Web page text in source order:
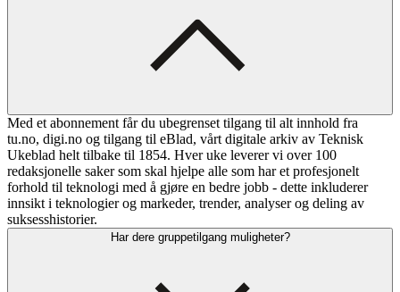
Med et abonnement får du ubegrenset tilgang til alt innhold fra
tu.no, digi.no og tilgang til eBlad, vårt digitale arkiv av Teknisk
Ukeblad helt tilbake til 1854. Hver uke leverer vi over 100
redaksjonelle saker som skal hjelpe alle som har et profesjonelt
forhold til teknologi med å gjøre en bedre jobb - dette inkluderer
innsikt i teknologier og markeder, trender, analyser og deling av
suksesshistorier.
Har dere gruppetilgang muligheter?